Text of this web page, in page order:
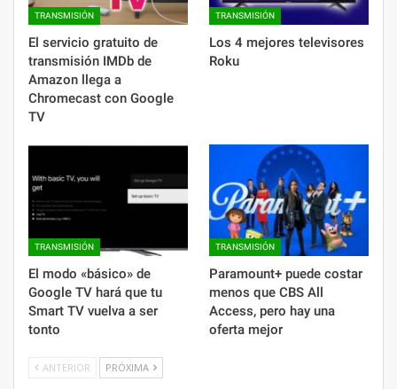
TRANSMISIÓN
El servicio gratuito de
transmisión IMDb de
Amazon llega a
Chromecast con Google
TV
TRANSMISIÓN
Los 4 mejores televisores
Roku
TRANSMISIÓN
El modo «básico» de
Google TV hará que tu
Smart TV vuelva a ser
tonto
TRANSMISIÓN
Paramount+ puede costar
menos que CBS All
Access, pero hay una
oferta mejor
ANTERIOR PRÓXIMA